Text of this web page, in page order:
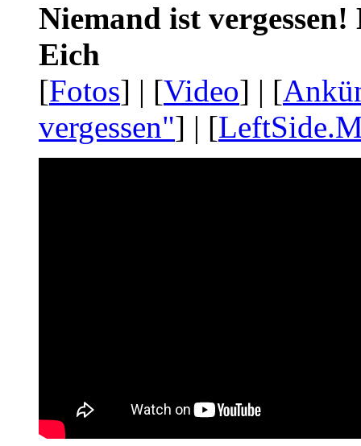
Niemand ist
Eich
[Fotos] | [Video] | [
vergessen"] | [